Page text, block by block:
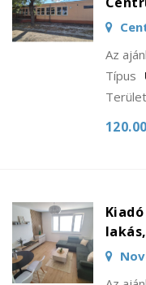
Az
Típus
Terület